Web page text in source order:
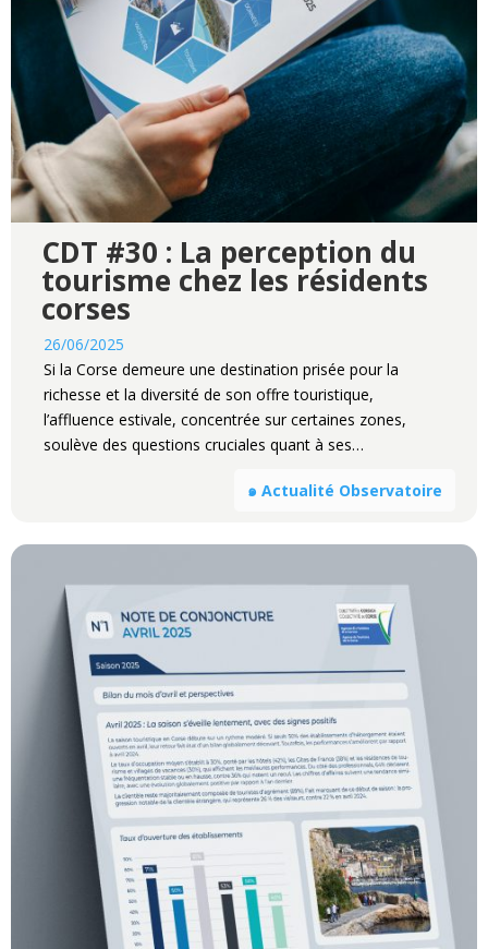
CDT #30 : La perception du
tourisme chez les résidents
corses
26/06/2025
Si la Corse demeure une destination prisée pour la
richesse et la diversité de son offre touristique,
l’affluence estivale, concentrée sur certaines zones,
soulève des questions cruciales quant à ses…
๑ Actualité Observatoire